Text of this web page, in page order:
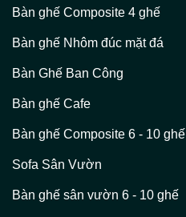
Bàn ghế Composite 4 ghế
Bàn ghế Nhôm đúc mặt đá
Bàn Ghế Ban Công
Bàn ghế Cafe
Bàn ghế Composite 6 - 10 ghế
Sofa Sân Vườn
Bàn ghế sân vườn 6 - 10 ghế